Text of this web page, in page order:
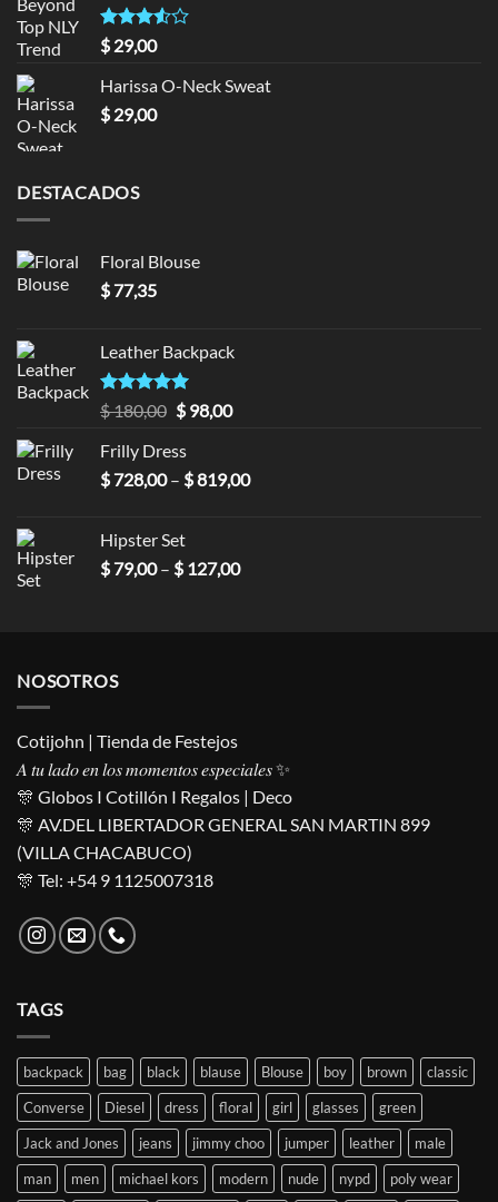
Valorado
en
3.50
de 5
$29,00
Harissa O-Neck Sweat
$29,00
DESTACADOS
Floral Blouse
$77,35
Leather Backpack
Valorado en
5.00
de 5
$180,00 $98,00
Frilly Dress
$728,00 – $819,00
Hipster Set
$79,00 – $127,00
NOSOTROS
Cotijohn | Tienda de Festejos
𝐴 𝑡𝑢 𝑙𝑎𝑑𝑜 𝑒𝑛 𝑙𝑜𝑠 𝑚𝑜𝑚𝑒𝑛𝑡𝑜𝑠 𝑒𝑠𝑝𝑒𝑐𝑖𝑎𝑙𝑒𝑠 ✨
🎊 Globos I Cotillón I Regalos | Deco
🎊 AV.DEL LIBERTADOR GENERAL SAN MARTIN 899
(VILLA CHACABUCO)
🎊 Tel: +54 9 1125007318
TAGS
backpack bag black blause Blouse boy brown
classic
Converse
Diesel dress floral girl glasses
green
Jack and Jones
jeans jimmy choo jumper leather
male
man
men michael kors modern nude nypd poly wear